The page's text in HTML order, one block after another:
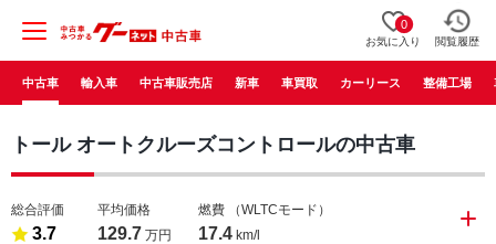
0
お気に入り 閲覧履歴
中古車 輸入車 中古車販売店 新車 車買取 カーリース 整備工場
トール オートクルーズコントロールの中古車
総合評価
3.7
平均価格
129.7 万円
燃費 （WLTCモード）
17.4 km/l